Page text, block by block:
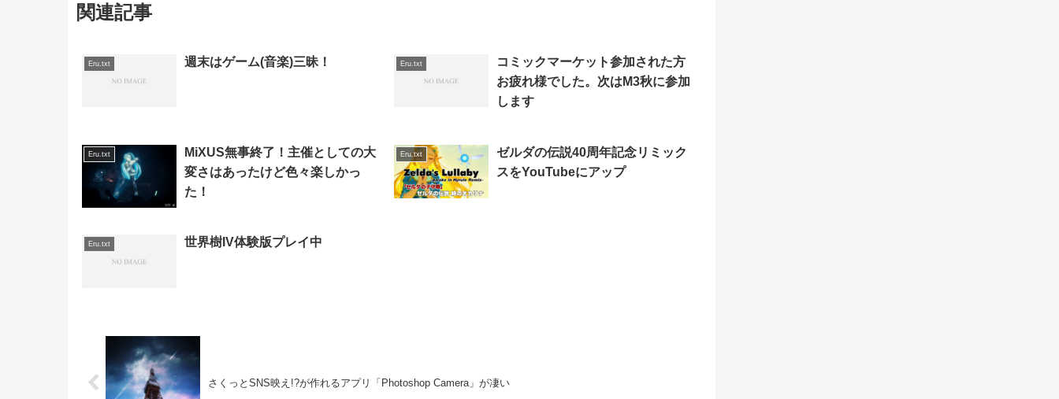
関連記事
Eru.txt 週末はゲーム(音楽)三昧！ Eru.txt
コミックマーケット参加された方
お疲れ様でした。次はM3秋に参加
します
Eru.txt
MiXUS無事終了！主催としての大
変さはあったけど色々楽しかっ
た！
Eru.txt
ゼルダの伝説40周年記念リミック
スをYouTubeにアップ
Eru.txt 世界樹IV体験版プレイ中
さくっとSNS映え!?が作れるアプリ「Photoshop Camera」が凄い